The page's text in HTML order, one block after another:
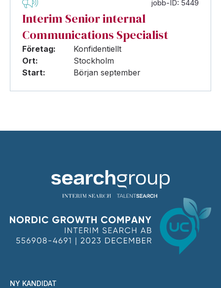
jobb-ID: 5449
Interim Senior internal
Communications Specialist
Företag:
Konfidentiellt
Ort:
Stockholm
Start:
Början september
NY KANDIDAT